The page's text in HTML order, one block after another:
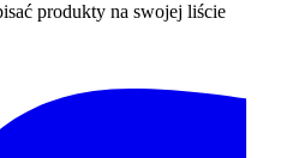
produkty na swojej liście